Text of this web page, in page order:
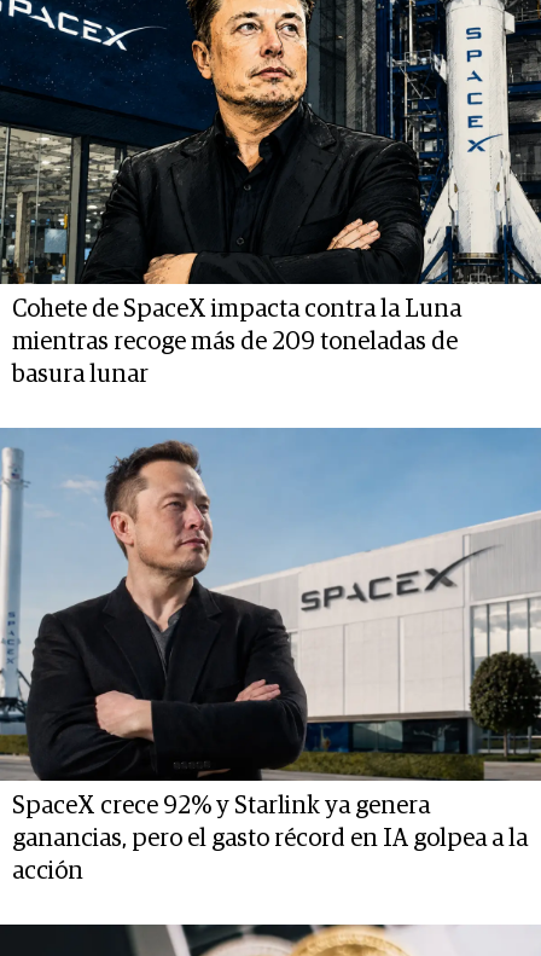
Cohete de SpaceX impacta contra la Luna
mientras recoge más de 209 toneladas de
basura lunar
SpaceX crece 92% y Starlink ya genera
ganancias, pero el gasto récord en IA golpea a la
acción